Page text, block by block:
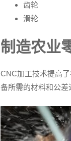
齿轮
滑轮
制造农业
CNC加工技术提高
备所需的材料和公差